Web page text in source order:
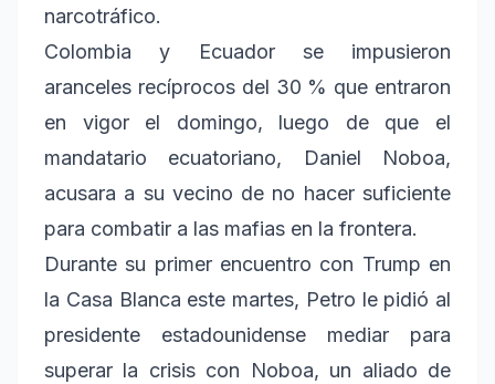
narcotráfico.
Colombia y Ecuador se impusieron
aranceles recíprocos del 30 % que entraron
en vigor el domingo, luego de que el
mandatario ecuatoriano, Daniel Noboa,
acusara a su vecino de no hacer suficiente
para combatir a las mafias en la frontera.
Durante su primer encuentro con Trump en
la Casa Blanca este martes, Petro le pidió al
presidente estadounidense mediar para
superar la crisis con Noboa, un aliado de